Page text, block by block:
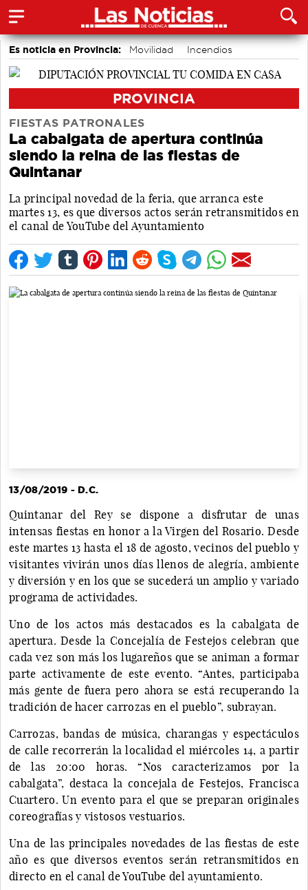
Es noticia en Provincia: Movilidad Incendios
PROVINCIA
FIESTAS PATRONALES
La cabalgata de apertura continúa
siendo la reina de las fiestas de
Quintanar
La principal novedad de la feria, que arranca este
martes 13, es que diversos actos serán retransmitidos en
el canal de YouTube del Ayuntamiento
13/08/2019 - D.C.
Quintanar del Rey se dispone a disfrutar de unas
intensas fiestas en honor a la Virgen del Rosario. Desde
este martes 13 hasta el 18 de agosto, vecinos del pueblo y
visitantes vivirán unos días llenos de alegría, ambiente
y diversión y en los que se sucederá un amplio y variado
programa de actividades.
Uno de los actos más destacados es la cabalgata de
apertura. Desde la Concejalía de Festejos celebran que
cada vez son más los lugareños que se animan a formar
parte activamente de este evento. “Antes, participaba
más gente de fuera pero ahora se está recuperando la
tradición de hacer carrozas en el pueblo”, subrayan.
Carrozas, bandas de música, charangas y espectáculos
de calle recorrerán la localidad el miércoles 14, a partir
de las 20:00 horas. “Nos caracterizamos por la
cabalgata”, destaca la concejala de Festejos, Francisca
Cuartero. Un evento para el que se preparan originales
coreografías y vistosos vestuarios.
Una de las principales novedades de las fiestas de este
año es que diversos eventos serán retransmitidos en
directo en el canal de YouTube del ayuntamiento.